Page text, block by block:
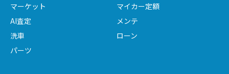
マーケット
マイカー定額
AI査定
メンテ
洗車
ローン
パーツ